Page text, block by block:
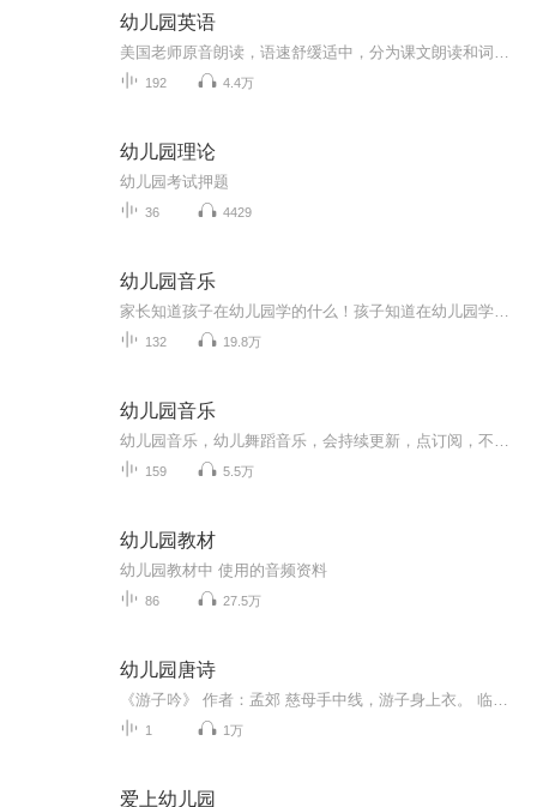
幼儿园英语
192 4.4万
幼儿园理论
幼儿园考试押题
36 4429
幼儿园音乐
132 19.8万
幼儿园音乐
159 5.5万
幼儿园教材
幼儿园教材中 使用的音频资料
86 27.5万
幼儿园唐诗
1 1万
爱上幼儿园